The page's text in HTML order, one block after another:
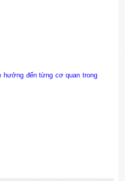
hưởng đến từng cơ quan trong